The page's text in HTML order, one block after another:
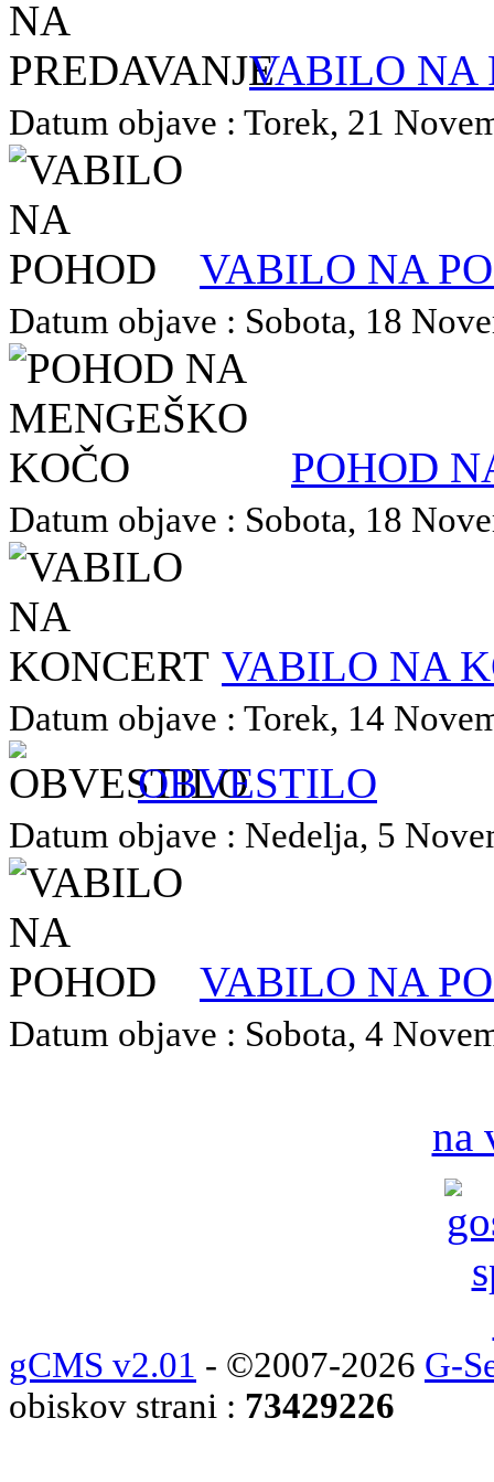
VABILO NA
Datum objave : Torek, 21
VABILO NA
Datum objave : Sobota, 18
POHOD
Datum objave : Sobota, 18
VABILO NA
Datum objave : Torek, 14
OBVESTILO
Datum objave : Nedelja, 5
VABILO NA
Datum objave : Sobota, 4
na
gCMS v2.01 - ©2007-2026 G-
obiskov strani : 73429226